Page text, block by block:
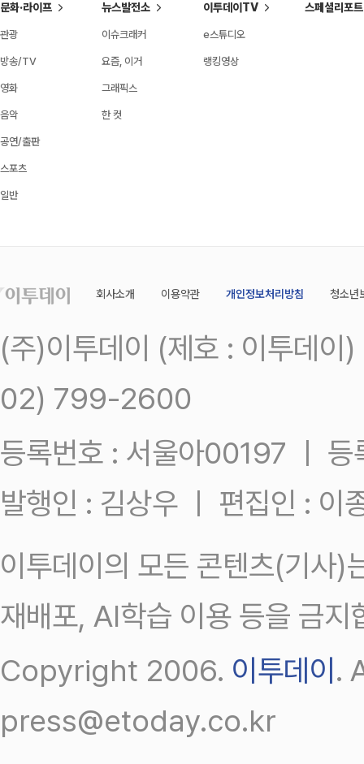
문화·라이프
관광
방송/TV
영화
음악
공연/출판
스포츠
일반
뉴스발전소
이슈크래커
요즘, 이거
그래픽스
한 컷
이투데이TV
e스튜디오
랭킹영상
스페셜리포트
회사소개 이용약관 개인정보처리방침 청소년
(주)이투데이 (제호 : 이투데
02) 799-2600
등록번호 : 서울아00197 ㅣ
발행인 : 김상우 ㅣ 편집인 : 이
이투데이의 모든 콘텐츠(기사)
재배포, AI학습 이용 등을 금지
Copyright 2006. 이투데이.
press@etoday.co.kr